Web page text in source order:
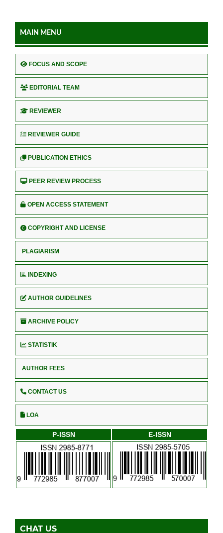
MAIN MENU
FOCUS AND SCOPE
EDITORIAL TEAM
REVIEWER
REVIEWER GUIDE
PUBLICATION ETHICS
PEER REVIEW PROCESS
OPEN ACCESS STATEMENT
COPYRIGHT AND LICENSE
PLAGIARISM
INDEXING
AUTHOR GUIDELINES
ARCHIVE POLICY
STATISTIK
AUTHOR FEES
CONTACT US
LOA
P-ISSN E-ISSN
CHAT US